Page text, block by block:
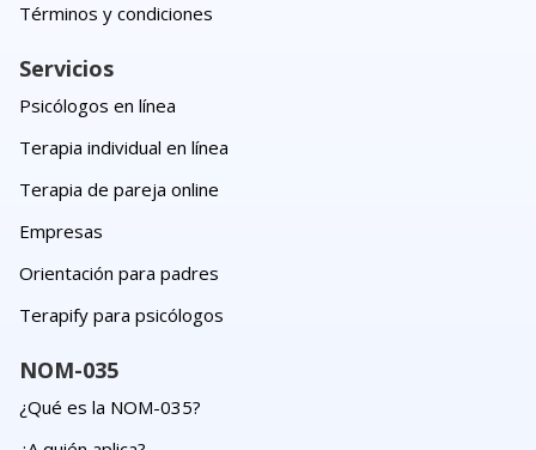
Términos y condiciones
Servicios
Psicólogos en línea
Terapia individual en línea
Terapia de pareja online
Empresas
Orientación para padres
Terapify para psicólogos
NOM-035
¿Qué es la NOM-035?